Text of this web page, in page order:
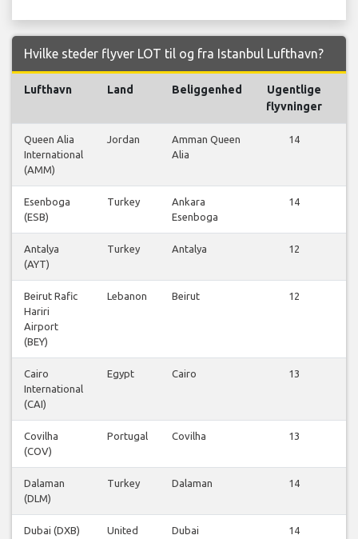
Hvilke steder flyver LOT til og fra Istanbul Lufthavn?
Lufthavn Land Beliggenhed
Ugentlige
flyvninger
Queen Alia
International
(AMM)
Jordan
Amman Queen
Alia
14
Esenboga
(ESB)
Turkey
Ankara
Esenboga
14
Antalya
(AYT)
Turkey Antalya
12
Beirut Rafic
Hariri
Airport
(BEY)
Lebanon Beirut
12
Cairo
International
(CAI)
Egypt Cairo
13
Covilha
(COV)
Portugal Covilha
13
Dalaman
(DLM)
Turkey Dalaman
14
Dubai (DXB)
United
Dubai
14